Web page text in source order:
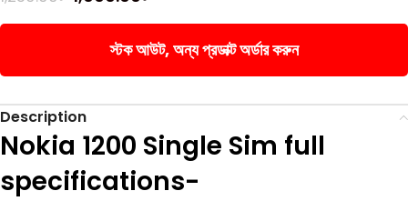
স্টক আউট, অন্য প্রডাক্ট অর্ডার করুন
Description
Nokia 1200 Single Sim full
specifications-